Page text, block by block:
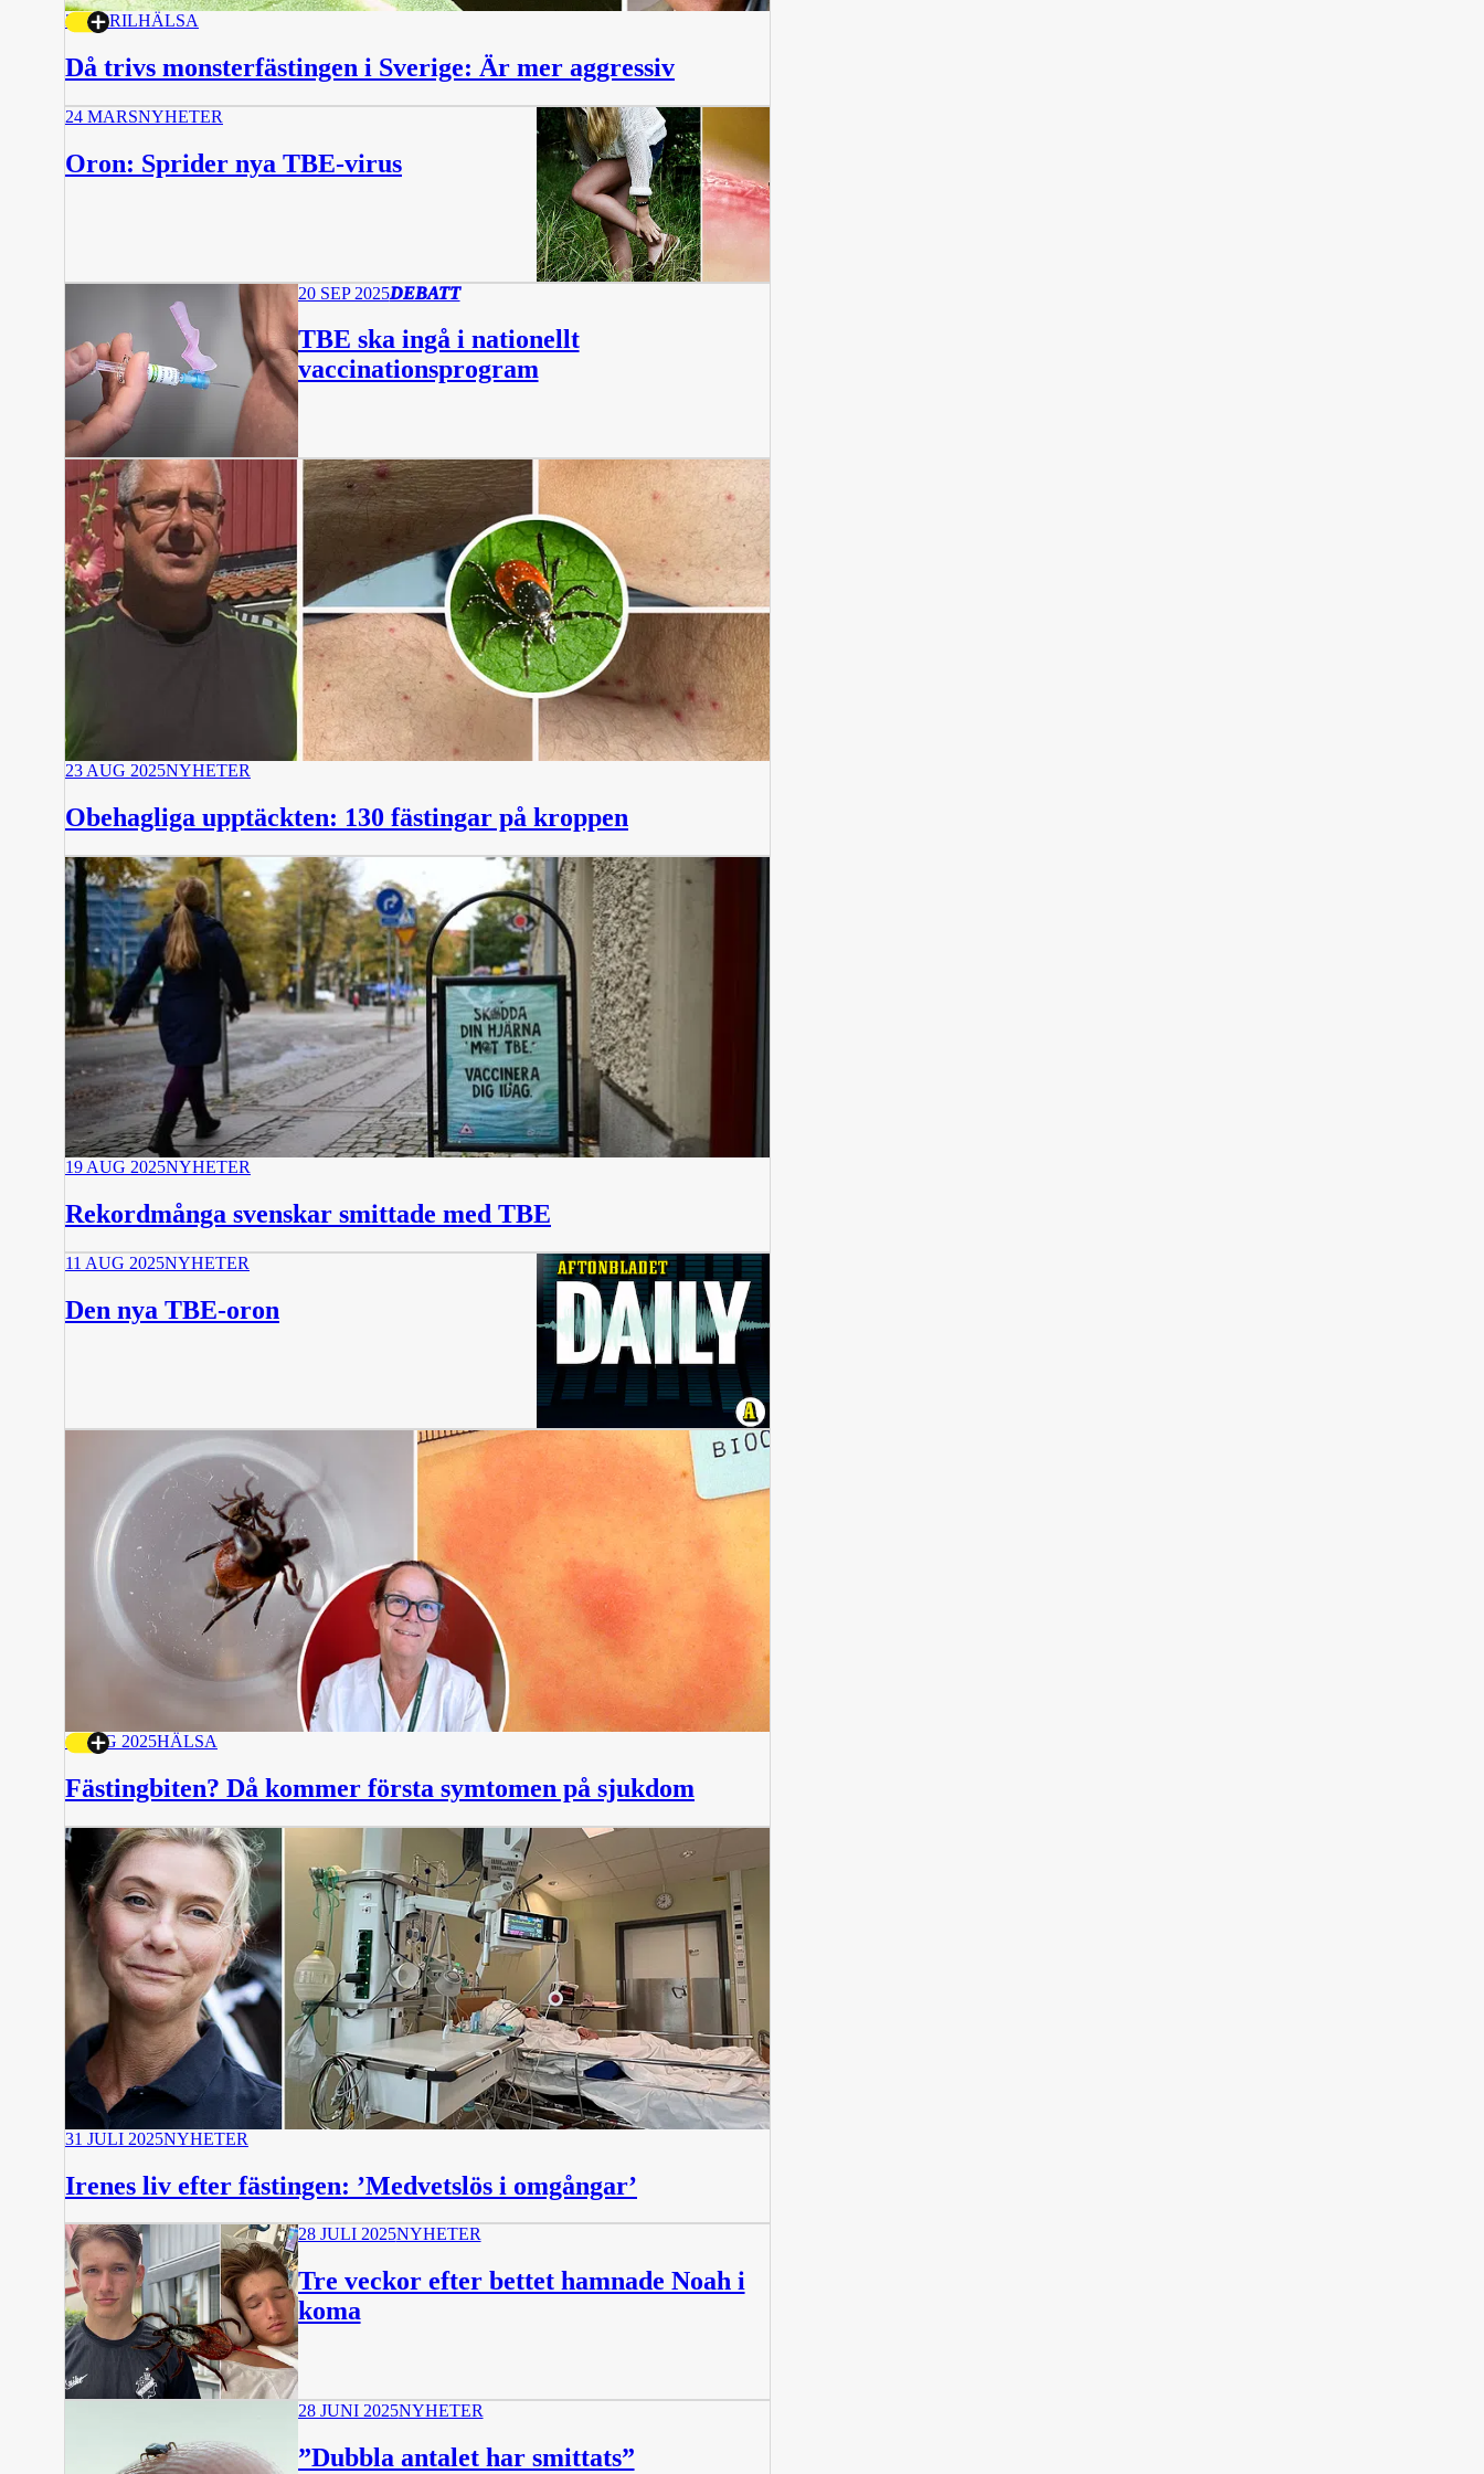
28 APRILHÄLSA
Då trivs monsterfästingen i Sverige: Är mer aggressiv
24 MARSNYHETER
Oron: Sprider nya TBE-virus
20 SEP 2025DEBATT
TBE ska ingå i nationellt
vaccinationsprogram
23 AUG 2025NYHETER
Obehagliga upptäckten: 130 fästingar på kroppen
19 AUG 2025NYHETER
Rekordmånga svenskar smittade med TBE
11 AUG 2025NYHETER
Den nya TBE-oron
1 AUG 2025HÄLSA
Fästingbiten? Då kommer första symtomen på sjukdom
31 JULI 2025NYHETER
Irenes liv efter fästingen: ’Medvetslös i omgångar’
28 JULI 2025NYHETER
Tre veckor efter bettet hamnade Noah i
koma
28 JUNI 2025NYHETER
”Dubbla antalet har smittats”